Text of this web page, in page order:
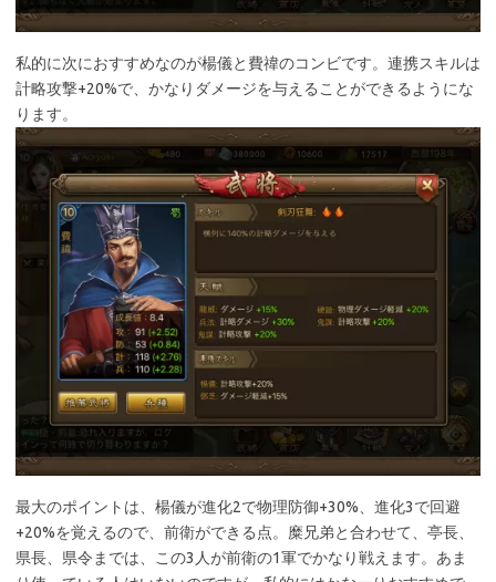
私的に次におすすめなのが楊儀と費禕のコンビです。連携スキルは
計略攻撃+20%で、かなりダメージを与えることができるようにな
ります。
最大のポイントは、楊儀が進化2で物理防御+30%、進化3で回避
+20%を覚えるので、前衛ができる点。糜兄弟と合わせて、亭長、
県長、県令までは、この3人が前衛の1軍でかなり戦えます。あま